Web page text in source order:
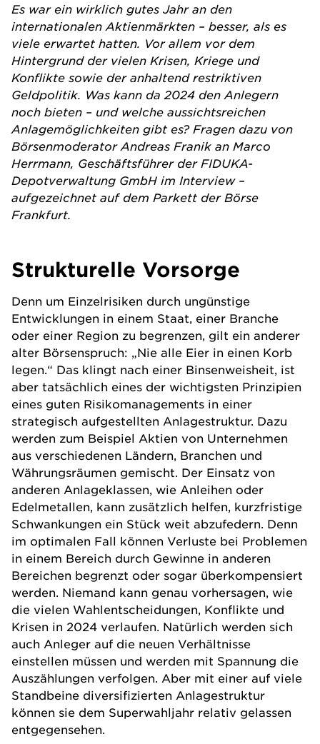
Es war ein wirklich gutes Jahr an den
internationalen Aktienmärkten – besser, als es
viele erwartet hatten. Vor allem vor dem
Hintergrund der vielen Krisen, Kriege und
Konflikte sowie der anhaltend restriktiven
Geldpolitik. Was kann da 2024 den Anlegern
noch bieten – und welche aussichtsreichen
Anlagemöglichkeiten gibt es? Fragen dazu von
Börsenmoderator Andreas Franik an Marco
Herrmann, Geschäftsführer der FIDUKA-
Depotverwaltung GmbH im Interview –
aufgezeichnet auf dem Parkett der Börse
Frankfurt.
Strukturelle Vorsorge
Denn um Einzelrisiken durch ungünstige
Entwicklungen in einem Staat, einer Branche
oder einer Region zu begrenzen, gilt ein anderer
alter Börsenspruch: „Nie alle Eier in einen Korb
legen.“ Das klingt nach einer Binsenweisheit, ist
aber tatsächlich eines der wichtigsten Prinzipien
eines guten Risikomanagements in einer
strategisch aufgestellten Anlagestruktur. Dazu
werden zum Beispiel Aktien von Unternehmen
aus verschiedenen Ländern, Branchen und
Währungsräumen gemischt. Der Einsatz von
anderen Anlageklassen, wie Anleihen oder
Edelmetallen, kann zusätzlich helfen, kurzfristige
Schwankungen ein Stück weit abzufedern. Denn
im optimalen Fall können Verluste bei Problemen
in einem Bereich durch Gewinne in anderen
Bereichen begrenzt oder sogar überkompensiert
werden. Niemand kann genau vorhersagen, wie
die vielen Wahlentscheidungen, Konflikte und
Krisen in 2024 verlaufen. Natürlich werden sich
auch Anleger auf die neuen Verhältnisse
einstellen müssen und werden mit Spannung die
Auszählungen verfolgen. Aber mit einer auf viele
Standbeine diversifizierten Anlagestruktur
können sie dem Superwahljahr relativ gelassen
entgegensehen.